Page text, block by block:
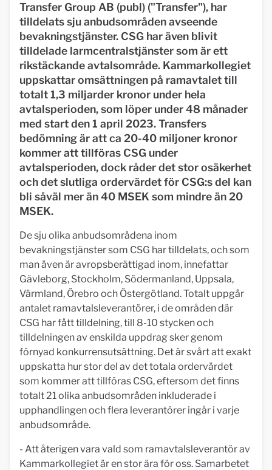
Transfer Group AB (publ) ("Transfer"), har
tilldelats sju anbudsområden avseende
bevakningstjänster. CSG har även blivit
tilldelade larmcentralstjänster som är ett
rikstäckande avtalsområde. Kammarkollegiet
uppskattar omsättningen på ramavtalet till
totalt 1,3 miljarder kronor under hela
avtalsperioden, som löper under 48 månader
med start den 1 april 2023. Transfers
bedömning är att ca 20-40 miljoner kronor
kommer att tillföras CSG under
avtalsperioden, dock råder det stor osäkerhet
och det slutliga ordervärdet för CSG:s del kan
bli såväl mer än 40 MSEK som mindre än 20
MSEK.
De sju olika anbudsområdena inom
bevakningstjänster som CSG har tilldelats, och som
man även är avropsberättigad inom, innefattar
Gävleborg, Stockholm, Södermanland, Uppsala,
Värmland, Örebro och Östergötland. Totalt uppgår
antalet ramavtalsleverantörer, i de områden där
CSG har fått tilldelning, till 8-10 stycken och
tilldelningen av enskilda uppdrag sker genom
förnyad konkurrensutsättning. Det är svårt att exakt
uppskatta hur stor del av det totala ordervärdet
som kommer att tillföras CSG, eftersom det finns
totalt 21 olika anbudsområden inkluderade i
upphandlingen och flera leverantörer ingår i varje
anbudsområde.
- Att återigen vara vald som ramavtalsleverantör av
Kammarkollegiet är en stor ära för oss. Samarbetet